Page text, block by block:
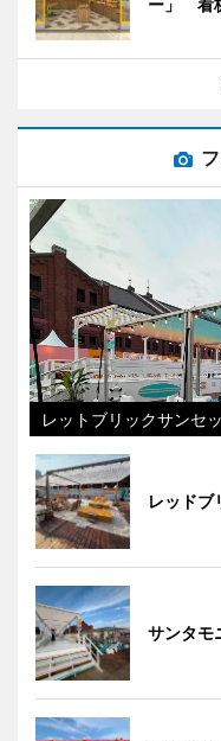
ー」 看
レットブリックサンセ
レッド
サンタモ